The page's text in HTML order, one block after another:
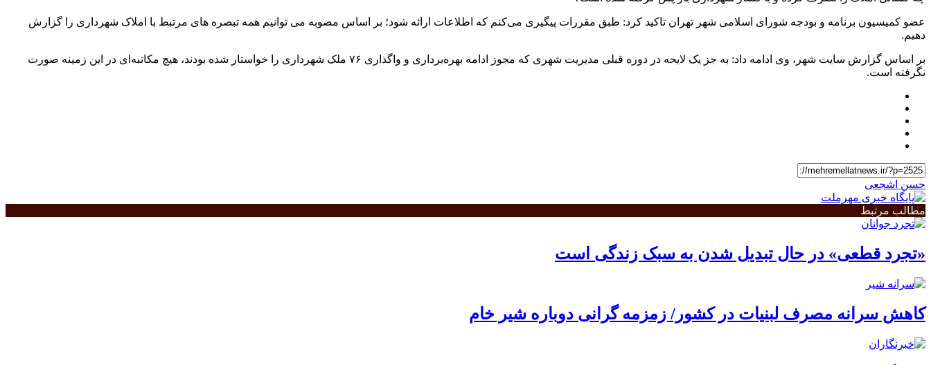
عضو کمیسیون برنامه و بودجه شورای اسلامی شهر تهران تاکید کرد: طبق مقررات پیگیری می‌کنم که اطلاعات ارائه شود؛ بر اساس مصوبه می توانیم همه تبصره های مرتبط با املاک شهرداری را گزارش
دهیم.
بر اساس گزارش سایت شهر، وی ادامه داد: به جز یک لایحه در دوره قبلی مدیریت شهری که مجوز ادامه بهره‌برداری و واگذاری ۷۶ ملک شهرداری را خواستار شده بودند، هیچ مکاتبه‌ای در این زمینه صورت
نگرفته است.
حسن اشجعی
مطالب مرتبط
«تجرد قطعی» در حال تبدیل شدن به سبک زندگی است
کاهش سرانه مصرف لبنیات در کشور/ زمزمه گرانی دوباره شیر خام